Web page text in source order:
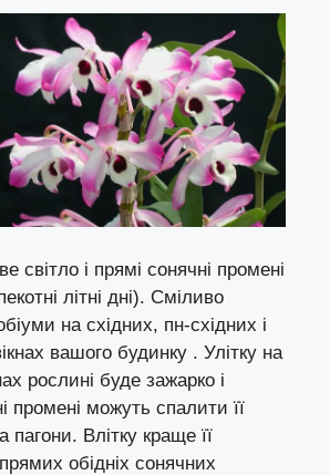
світло і прямі сонячні промені
літні дні). Сміливо
на східних, пн-східних і
вашого будинку . Улітку на
рослині буде зажарко і
промені можуть спалити її
пагони. Влітку краще її
обідніх сонячних